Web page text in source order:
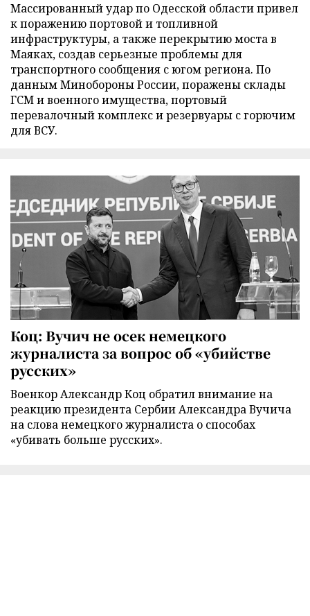
Массированный удар по Одесской области привел
к поражению портовой и топливной
инфраструктуры, а также перекрытию моста в
Маяках, создав серьезные проблемы для
транспортного сообщения с югом региона. По
данным Минобороны России, поражены склады
ГСМ и военного имущества, портовый
перевалочный комплекс и резервуары с горючим
для ВСУ.
Коц: Вучич не осек немецкого
журналиста за вопрос об «убийстве
русских»
Военкор Александр Коц обратил внимание на
реакцию президента Сербии Александра Вучича
на слова немецкого журналиста о способах
«убивать больше русских».